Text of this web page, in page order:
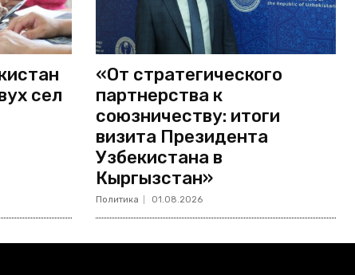
сел
«От стратегического
партнерства к
союзничеству: итоги
визита Президента
Узбекистана в
Кыргызстан»
Политика 01.08.2026